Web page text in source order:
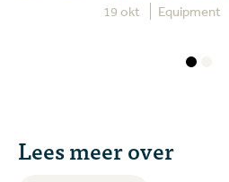
19 okt Equipment
Lees meer over